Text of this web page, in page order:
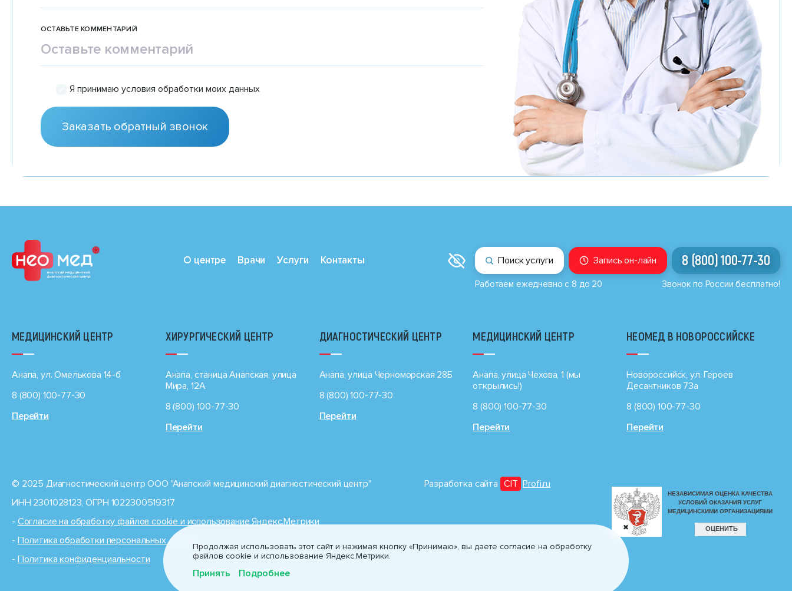
ОСТАВЬТЕ КОММЕНТАРИЙ
Я принимаю условия обработки моих данных
О центре Врачи Услуги Контакты Поиск услуги Запись он-лайн
Работаем ежедневно с 8 до 20
8 (800) 100-77-30
Звонок по России бесплатно!
МЕДИЦИНСКИЙ ЦЕНТР
Анапа, ул. Омелькова 14-б
8 (800) 100-77-30
Перейти
ХИРУРГИЧЕСКИЙ ЦЕНТР
Анапа, станица Анапская, улица
Мира, 12А
8 (800) 100-77-30
Перейти
ДИАГНОСТИЧЕСКИЙ ЦЕНТР
Анапа, улица Черноморская 28Б
8 (800) 100-77-30
Перейти
МЕДИЦИНСКИЙ ЦЕНТР
Анапа, улица Чехова, 1 (мы
открылись!)
8 (800) 100-77-30
Перейти
НЕОМЕД В НОВОРОССИЙСКЕ
Новороссийск, ул. Героев
Десантников 73а
8 (800) 100-77-30
Перейти
© 2025 Диагностический центр ООО "Анапский медицинский диагностический центр"
ИНН 2301028123, ОГРН 1022300519317
- Cогласие на обработку файлов cookie и использование Яндекс.Метрики
- Политика обработки персональных данных
- Политика конфиденциальности
Разработка сайта CIT Profi.ru
Продолжая использовать этот сайт и нажимая кнопку «Принимаю», вы даете согласие на обработку
файлов cookie и использование Яндекс.Метрики.
Принять Подробнее
✖